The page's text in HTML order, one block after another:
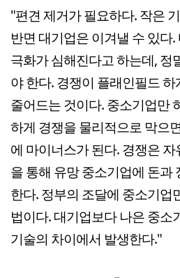
"편견 제거가 필요하다. 작은
반면 대기업은 이겨낼 수 있다
극화가 심해진다고 하는데, 정
야 한다. 경쟁이 플래인필드
줄어드는 것이다. 중소기업만
하게 경쟁을 물리적으로 막으
에 마이너스가 된다. 경쟁은
을 통해 유망 중소기업에 돈과
한다. 정부의 조달에 중소기업
법이다. 대기업보다 나은 중소
기술의 차이에서 발생한다."